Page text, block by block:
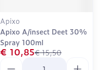
Apixo
Apixo A/insect Deet 30%
Spray 100ml
€ 15,50
€ 10,85